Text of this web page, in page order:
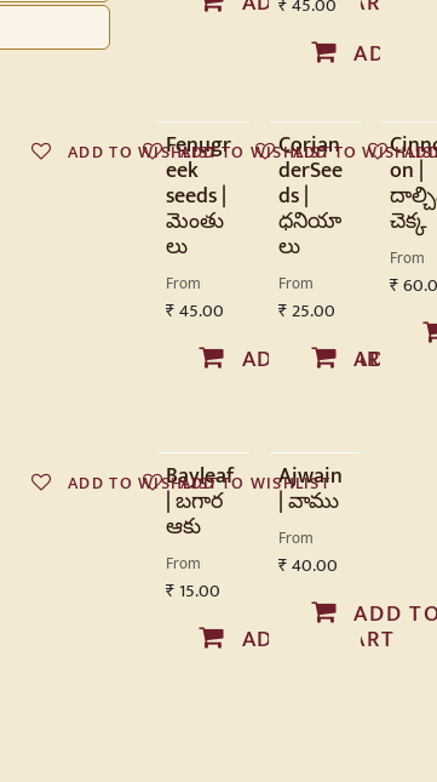
ADD
Fenugr
eek
seeds |
మెంతు
లు
From
₹45.00
ADD TO CART
ADD TO WISHLIST Corian
derSee
ds |
ధనియా
లు
From
₹25.00
ADD
ADD TO WISHLIST
on |
చెక్క
From
₹
ADD TO
Bayleaf
| బగార
ఆకు
From
₹ 15.00
ADD TO CART
ADD TO WISHLIST Ajwain
| వాము
From
₹40.00
ADD
ADD TO WISHLIST